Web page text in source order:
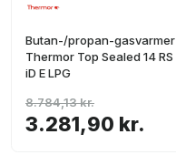
Butan-/propan-gasvarmer
Thermor Top Sealed 14 RS
iD E LPG
3.281,90 kr.
8.784,13 kr.